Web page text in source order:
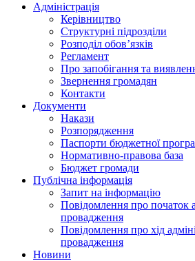
Адміністрація
Керівництво
Структурні підрозділи
Розподіл обов’язків
Регламент
Про запобігання та
Звернення громадян
Контакти
Документи
Накази
Розпорядження
Паспорти бюджетної
Нормативно-правова база
Бюджет громади
Публічна інформація
Запит на інформацію
Повідомлення про початок
провадження
Повідомлення про хід
провадження
Новини